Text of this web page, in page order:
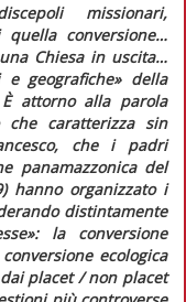
missionari,
conversione…
Chiesa in uscita…
geografiche»della
È attorno alla parola
caratterizza sin
che i padri
panamazzonica del
hanno organizzato i
distintamente
: la conversione
ecologica
placet / non placet